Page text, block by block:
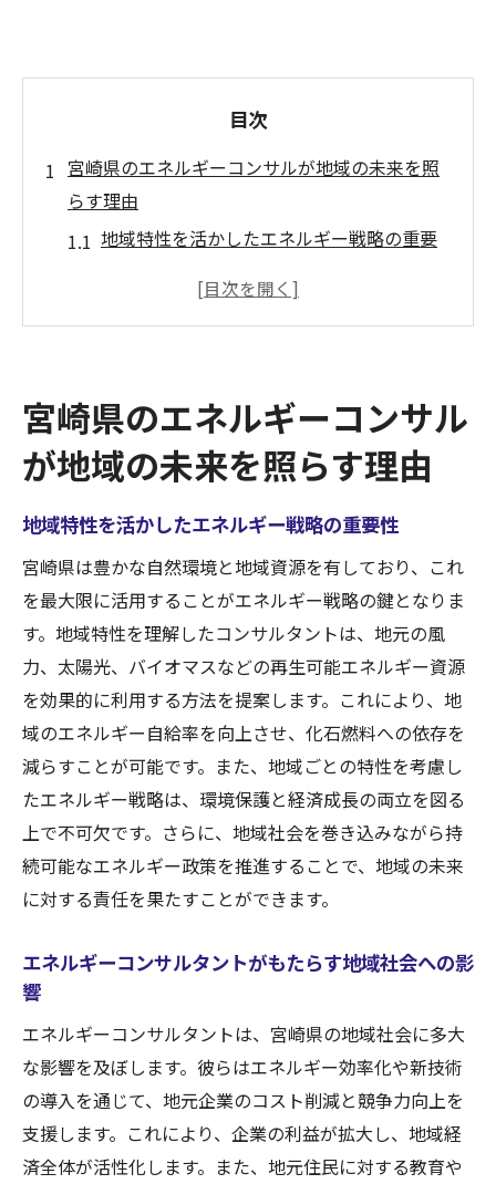
目次
宮崎県のエネルギーコンサルが地域の未来を照
らす理由
地域特性を活かしたエネルギー戦略の重要
エネルギーコンサルタントがもたらす地域
例紹介
地元企業との連携による相乗効果
環境保護と経済成長を両立させるアプロー
チ
地域住民と共に創る未来へのビジョン
コンサルティングが宮崎県の持続可能な成長を
支援する方法
再生可能エネルギー導入の具体的手法
エネルギー効率化によるコスト削減の実現
地域資源を活用した持続可能なビジネスモ
デル
エネルギー分野における最新技術の導入支
援
地元コミュニティと協働するプロジェクト
例
持続可能な成長に必要な政策提言
ルとは
宮崎県の自然資源を活かしたエネルギー開
発
地域特有の課題に対応するカスタマイズ戦
略
宮崎県のエネルギーコンサル
が地域の未来を照らす理由
地域特性を活かしたエネルギー戦略の重要性
宮崎県は豊かな自然環境と地域資源を有しており、これ
を最大限に活用することがエネルギー戦略の鍵となりま
す。地域特性を理解したコンサルタントは、地元の風
力、太陽光、バイオマスなどの再生可能エネルギー資源
を効果的に利用する方法を提案します。これにより、地
域のエネルギー自給率を向上させ、化石燃料への依存を
減らすことが可能です。また、地域ごとの特性を考慮し
たエネルギー戦略は、環境保護と経済成長の両立を図る
上で不可欠です。さらに、地域社会を巻き込みながら持
続可能なエネルギー政策を推進することで、地域の未来
に対する責任を果たすことができます。
エネルギーコンサルタントがもたらす地域社会への影
響
エネルギーコンサルタントは、宮崎県の地域社会に多大
な影響を及ぼします。彼らはエネルギー効率化や新技術
の導入を通じて、地元企業のコスト削減と競争力向上を
支援します。これにより、企業の利益が拡大し、地域経
済全体が活性化します。また、地元住民に対する教育や